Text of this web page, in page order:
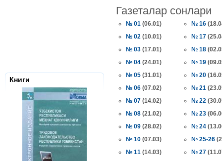
Книги
Газеталар сонлари
№ 01 (06.01)
№ 02 (10.01)
№ 03 (17.01)
№ 04 (24.01)
№ 05 (31.01)
№ 06 (07.02)
№ 07 (14.02)
№ 08 (21.02)
№ 09 (28.02)
№ 10 (07.03)
№ 11 (14.03)
№ 16
№ 17
№ 18
№ 19
№ 20
№ 21
№ 22
№ 23
№ 24
№ 25-26
№ 27